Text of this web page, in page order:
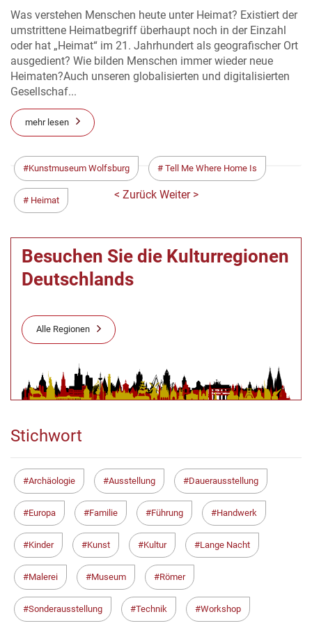
Was verstehen Menschen heute unter Heimat? Existiert der
umstrittene Heimatbegriff überhaupt noch in der Einzahl
oder hat „Heimat“ im 21. Jahrhundert als geografischer Ort
ausgedient? Wie bilden Menschen immer wieder neue
Heimaten?Auch unseren globalisierten und digitalisierten
Gesellschaf...
mehr lesen
Kunstmuseum Wolfsburg Tell Me Where Home Is
Heimat < Zurück Weiter >
Besuchen Sie die Kulturregionen
Deutschlands
Alle Regionen
Stichwort
Archäologie Ausstellung Dauerausstellung
Europa Familie Führung Handwerk
Kinder Kunst Kultur Lange Nacht
Malerei Museum Römer
Sonderausstellung Technik Workshop